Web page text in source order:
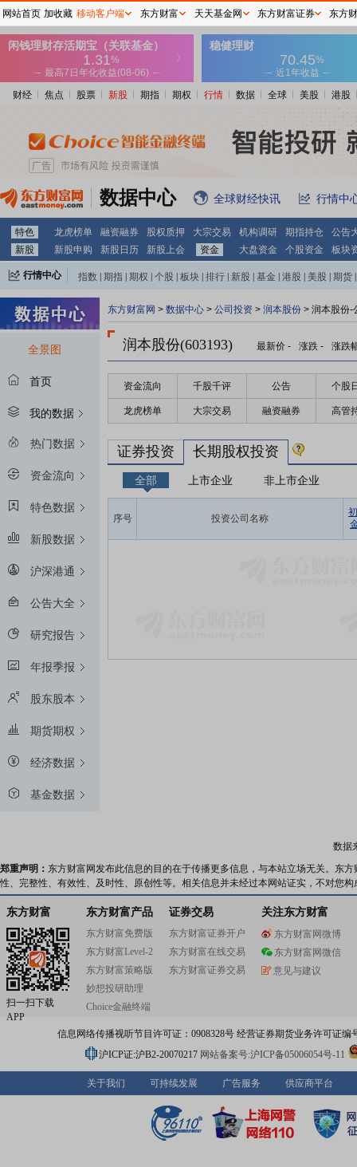
财经 焦点 股票 新股 期指 期权 行情 数据 全球 美股 港股
数据中心 全球财经快讯 行情中
特色 龙虎榜单 融资融券 股权质押 大宗交易 机构调研 期指持仓
公告
新股
新股申购 新股日历 新股上会 资金 大盘资金 个股资金 板块
行情中心 指数 期指 期权 个股 板块 排行 新股 基金 港股 美股 期货
全景图
首页
我的数据
热门数据
资金流向
特色数据
新股数据
沪深港通
公告大全
研究报告
年报季报
股东股本
期货期权
经济数据
基金数据
东方财富网 > 数据中心 > 公司投资 > 润本股份 > 润本股份-
润本股份(603193) 最新价 - 涨跌 - 涨跌
资金流向 千股千评 公告 个股
龙虎榜单 大宗交易 融资融券 高管
证券投资 长期股权投资
全部 上市企业 非上市企业
序号 投资公司名称
数据
郑重声明： 东方财富网发布此信息的目的在于传播更多信息，与本站立场无关。东
性、完整性、有效性、及时性、原创性等。相关信息并未经过本网站证实，不对您
东方财富
扫一扫下载
APP
东方财富产品
东方财富免费版
东方财富Level-2
东方财富策略版
妙想投研助理
Choice金融终端
证券交易
东方财富证券开户
东方财富在线交易
东方财富证券交易
关注东方财富
东方财富网微博
东方财富网微信
意见与建议
信息网络传播视听节目许可证：0908328号 经营证券期货业务许可证编
沪ICP证:沪B2-20070217 网站备案号:沪ICP备05006054号-11
关于我们 可持续发展 广告服务 供应商平台
网站首页 加收藏 移动客户端 东方财富 天天基金网 东方财富证券 东方